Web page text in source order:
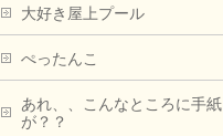
大好き屋上プール
ぺったんこ
あれ、、こんなところに手紙
が？？